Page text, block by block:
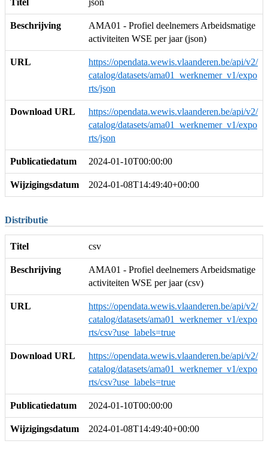
Beschrijving
AMA01 - Profiel deelnemers Arbeidsmatige
activiteiten WSE per jaar (json)
URL
https://opendata.wewis.vlaanderen.be/api/v2/
catalog/datasets/ama01_werknemer_v1/expo
rts/json
Download URL
https://opendata.wewis.vlaanderen.be/api/v2/
catalog/datasets/ama01_werknemer_v1/expo
rts/json
Publicatiedatum 2024-01-10T00:00:00
Wijzigingsdatum 2024-01-08T14:49:40+00:00
Distributie
Titel csv
Beschrijving
AMA01 - Profiel deelnemers Arbeidsmatige
activiteiten WSE per jaar (csv)
URL
https://opendata.wewis.vlaanderen.be/api/v2/
catalog/datasets/ama01_werknemer_v1/expo
rts/csv?use_labels=true
Download URL
https://opendata.wewis.vlaanderen.be/api/v2/
catalog/datasets/ama01_werknemer_v1/expo
rts/csv?use_labels=true
Publicatiedatum 2024-01-10T00:00:00
Wijzigingsdatum 2024-01-08T14:49:40+00:00